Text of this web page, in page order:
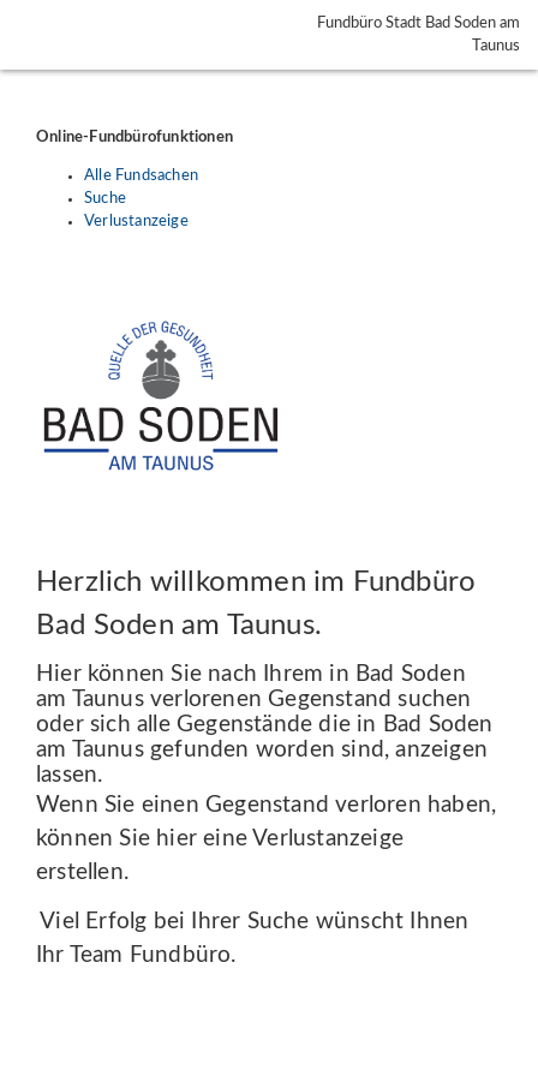
Fundbüro Stadt Bad Soden am
Taunus
Online-Fundbürofunktionen
Alle Fundsachen
Suche
Verlustanzeige
Herzlich willkommen im Fundbüro
Bad Soden am Taunus.
Hier können Sie nach Ihrem in Bad Soden
am Taunus verlorenen Gegenstand suchen
oder sich alle Gegenstände die in Bad Soden
am Taunus gefunden worden sind, anzeigen
lassen.
Wenn Sie einen Gegenstand verloren haben,
können Sie hier eine Verlustanzeige
erstellen.
Viel Erfolg bei Ihrer Suche wünscht Ihnen
Ihr Team Fundbüro.